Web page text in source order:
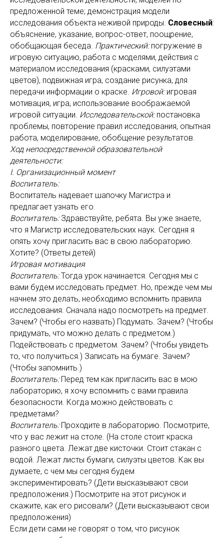
предложенной теме; демонстрация модели
исследования объекта неживой природы. Словесный:
объяснение, указание, вопрос-ответ, поощрение,
обобщающая беседа. Практический:погружение в
игровую ситуацию, работа с моделями, действия с
материалом исследования (красками, силуэтами
цветов), подвижная игра, создание рисунка, для
передачи информации о краске. Игровой:игровая
мотивация, игра, использование воображаемой
игровой ситуации. Исследовательской: постановка
проблемы, повторение правил исследования, опытная
работа, моделирование, обобщение результатов.
Ход непосредственной образовательной
деятельности:
I. Организационный момент
Воспитатель:
Воспитатель надевает шапочку Магистра и
предлагает узнать его.
Воспитатель: Здравствуйте, ребята. Вы уже знаете,
что я Магистр исследовательских наук. Сегодня я
опять хочу пригласить вас в свою лабораторию.
Хотите? (Ответы детей)
Игровая мотивация
Воспитатель: Тогда урок начинается. Сегодня мы с
вами будем исследовать предмет. Но, прежде чем мы
начнем это делать, необходимо вспомнить правила
исследования. Сначала надо посмотреть на предмет.
Зачем? (Чтобы его назвать) Подумать. Зачем? (Чтобы
придумать, что можно делать с предметом.)
Подействовать с предметом. Зачем? (Чтобы увидеть
то, что получиться.) Записать на бумаге. Зачем?
(Чтобы запомнить.)
Воспитатель: Перед тем как пригласить вас в мою
лабораторию, я хочу вспомнить с вами правила
безопасности. Когда можно действовать с
предметами?
Воспитатель: Проходите в лабораторию. Посмотрите,
что у вас лежит на столе. (На столе стоит краска
разного цвета. Лежат две кисточки. Стоит стакан с
водой. Лежат листы бумаги, силуэты цветов. Как вы
думаете, с чем мы сегодня будем
экспериментировать? (Дети высказывают свои
предположения.) Посмотрите на этот рисунок и
скажите, как его рисовали? (Дети высказывают свои
предположения)
Если дети сами не говорят о том, что рисунок